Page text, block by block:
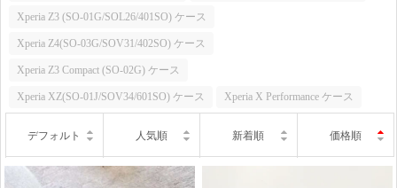
Xperia Z3 (SO-01G/SOL26/401SO) ケース
Xperia Z4(SO-03G/SOV31/402SO) ケース
Xperia Z3 Compact (SO-02G) ケース
Xperia XZ(SO-01J/SOV34/601SO) ケース Xperia X Performance ケース
デフォルト 人気順 新着順 価格順